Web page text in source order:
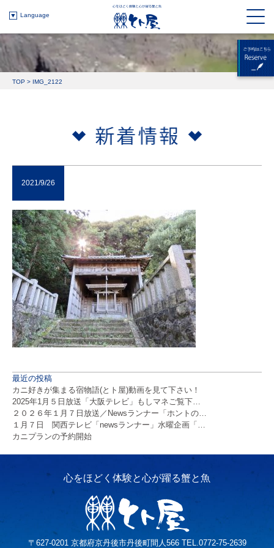
Language
TOP > IMG_2122
2021/9/26
最近の投稿
カニ好きが集まる宿物語(とト屋)動画を見て下さい！
2025年1月５日放送「大阪テレビ」もしマネご覧下…
２０２６年１月７日放送／Newsランナー「ホントの…
１月７日 関西テレビ「newsランナー」水曜企画「…
カニプランの予約開始
〒627-0201 京都府京丹後市丹後町間人566 TEL.0772-75-2639